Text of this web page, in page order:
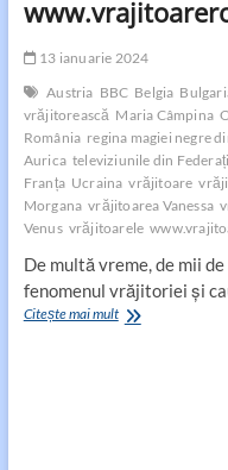
13 ianuarie 2024
Austria BBC Belgia
vrăjitorească Maria Câmpina
România regina magiei negre
Aurica televiziunile din
Franța Ucraina vrăjitoare
Morgana vrăjitoarea Vanessa
Venus vrăjitoarele
De multă vreme, de mii
fenomenul vrăjitoriei și
Citește mai multVrăjitoarele